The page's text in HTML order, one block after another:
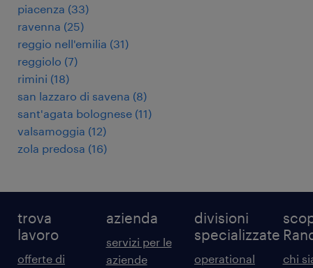
piacenza (33)
ravenna (25)
reggio nell'emilia (31)
reggiolo (7)
rimini (18)
san lazzaro di savena (8)
sant'agata bolognese (11)
valsamoggia (12)
zola predosa (16)
trova
lavoro
offerte di
azienda
servizi per le
aziende
divisioni
specializzate
operational
chi